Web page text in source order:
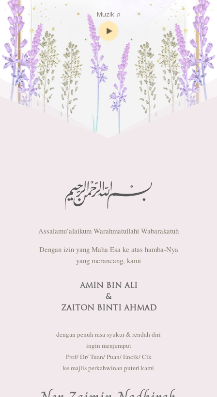
Muzik ♫
Assalamu’alaikum Warahmatullahi Wabarakatuh
Dengan izin yang Maha Esa ke atas hamba-Nya
yang merancang, kami
AMIN BIN ALI
&
ZAITON BINTI AHMAD
dengan penuh rasa syukur & rendah diri
ingin menjemput
Prof/ Dr/ Tuan/ Puan/ Encik/ Cik
ke majlis perkahwinan puteri kami